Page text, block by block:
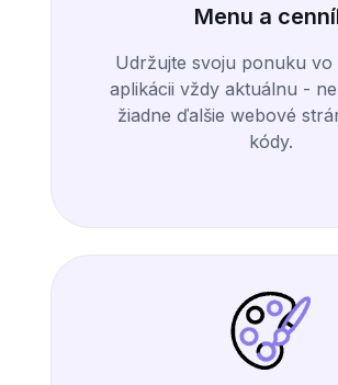
Menu a
Udržujte svoju ponuku vo
aplikácii vždy aktuálnu -
žiadne ďalšie webové
kódy.